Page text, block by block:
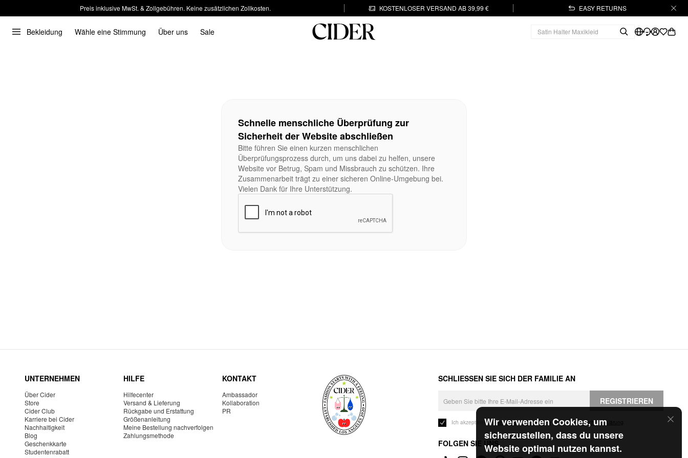
Preis inklusive MwSt. & Zollgebühren. Keine zusätzlichen Zollkosten. KOSTENLOSER VERSAND AB 39,99 € EASY RETURNS
Bekleidung Wähle eine Stimmung Über uns Sale
Wir verwenden Cookies, um
sicherzustellen, dass du unsere
Website optimal nutzen kannst.
Schnelle menschliche Überprüfung zur
Sicherheit der Website abschließen
Bitte führen Sie einen kurzen menschlichen
Überprüfungsprozess durch, um uns dabei zu helfen, unsere
Website vor Betrug, Spam und Missbrauch zu schützen. Ihre
Zusammenarbeit trägt zu einer sicheren Online-Umgebung bei.
Vielen Dank für Ihre Unterstützung.
UNTERNEHMEN
Über Cider
Store
Cider Club
Karriere bei Cider
Nachhaltigkeit
Blog
Geschenkkarte
Studentenrabatt
HILFE
Hilfecenter
Versand & Lieferung
Rückgabe und Erstattung
Größenanleitung
Meine Bestellung nachverfolgen
Zahlungsmethode
KONTAKT
Ambassador
Kollaboration
PR
SCHLIESSEN SIE SICH DER FAMILIE AN
REGISTRIEREN
Ich akzeptiere dieGeschäftsbedingungen und die Datenschutzerklärung
FOLGEN SIE UNS